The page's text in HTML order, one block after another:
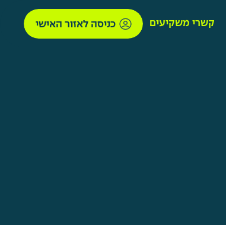
קשרי משקיעים כניסה לאזור האישי